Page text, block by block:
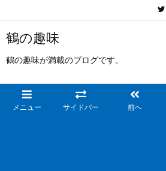
鶴の趣味
鶴の趣味が満載のブログです。
メニュー サイドバー 前へ